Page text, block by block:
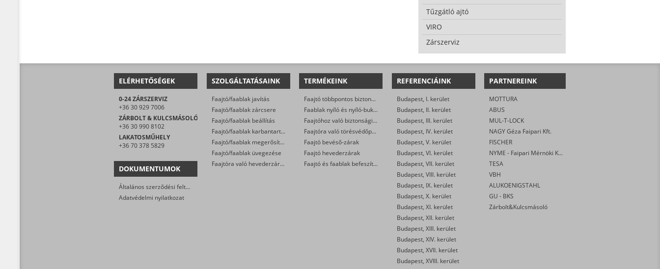
Tűzgátló ajtó
VIRO
Zárszerviz
ELÉRHETŐSÉGEK
0-24 ZÁRSZERVIZ
+36 30 929 7006
ZÁRBOLT & KULCSMÁSOLÓ
+36 30 990 8102
LAKATOSMŰHELY
+36 70 378 5829
DOKUMENTUMOK
Általános szerződési feltételek
Adatvédelmi nyilatkozat
SZOLGÁLTATÁSAINK
Faajtó/faablak javítás
Faajtó/faablak zárcsere
Faajtó/faablak beállítás
Faajtó/faablak karbantartás
Faajtó/faablak megerősítése
Faajtó/faablak üvegezése
Faajtóra való hevederzár szerelés
TERMÉKEINK
Faajtó többpontos biztonsági zárak (kilincsemelős és cilinderműködtetésű)
Faablak nyíló és nyíló-bukó zárak
Faajtóhoz való biztonsági zárbetétek
Faajtóra való törésvédőpajzs, kilincsgarnitúra
Faajtó bevéső-zárak
Faajtó hevederzárak
Faajtó és faablak befeszítés-gátlók
REFERENCIÁINK
Budapest, I. kerület
Budapest, II. kerület
Budapest, III. kerület
Budapest, IV. kerület
Budapest, V. kerület
Budapest, VI. kerület
Budapest, VII. kerület
Budapest, VIII. kerület
Budapest, IX. kerület
Budapest, X. kerület
Budapest, XI. kerület
Budapest, XII. kerület
Budapest, XIII. kerület
Budapest, XIV. kerület
Budapest, XVII. kerület
Budapest, XVIII. kerület
PARTNEREINK
MOTTURA
ABUS
MUL-T-LOCK
NAGY Géza Faipari Kft.
FISCHER
NYME - Faipari Mérnöki Kar
TESA
VBH
ALUKOENIGSTAHL
GU - BKS
Zárbolt&Kulcsmásoló